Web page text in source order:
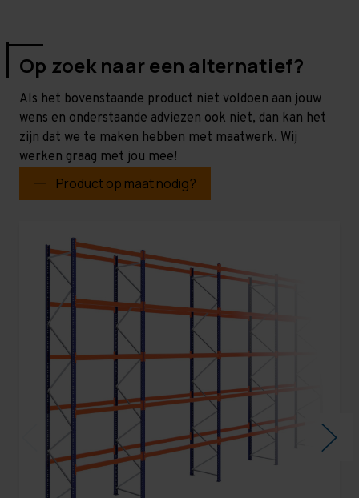
Op zoek naar een alternatief?
Als het bovenstaande product niet voldoen aan jouw
wens en onderstaande adviezen ook niet, dan kan het
zijn dat we te maken hebben met maatwerk. Wij
werken graag met jou mee!
Product op maat nodig?